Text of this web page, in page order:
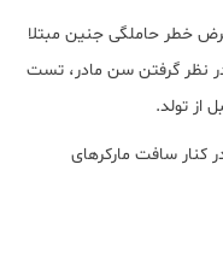
خطر حاملگی جنین مبتلا
جمله در نظر گرفتن سن مادر، تست
از تولد.
کنار سافت مارکرهای